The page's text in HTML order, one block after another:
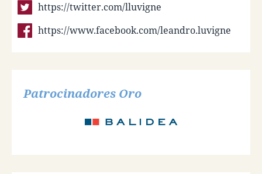
https://twitter.com/lluvigne
https://www.facebook.com/leandro.luvigne
Patrocinadores Oro